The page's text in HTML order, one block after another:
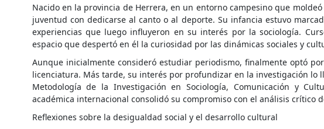
Nacido en la provincia de Herrera, en un entorno campesino que
juventud con dedicarse al canto o al deporte. Su infancia estuvo
experiencias que luego influyeron en su interés por la sociología.
espacio que despertó en él la curiosidad por las dinámicas sociales y
Aunque inicialmente consideró estudiar periodismo, finalmente optó
licenciatura. Más tarde, su interés por profundizar en la investigación
Metodología de la Investigación en Sociología, Comunicación y
académica internacional consolidó su compromiso con el análisis crítico
Reflexiones sobre la desigualdad social y el desarrollo cultural